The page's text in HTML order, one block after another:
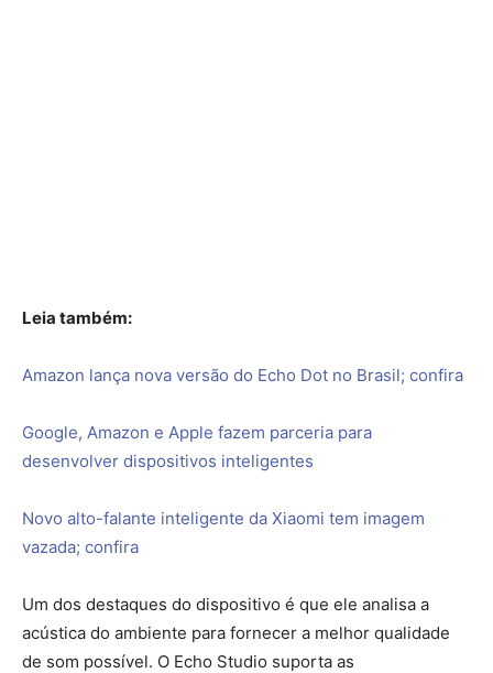
Leia também:
Amazon lança nova versão do Echo Dot no Brasil; confira
Google, Amazon e Apple fazem parceria para
desenvolver dispositivos inteligentes
Novo alto-falante inteligente da Xiaomi tem imagem
vazada; confira
Um dos destaques do dispositivo é que ele analisa a
acústica do ambiente para fornecer a melhor qualidade
de som possível. O Echo Studio suporta as